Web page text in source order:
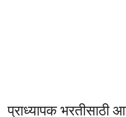
प्राध्यापक भरतीसाठी